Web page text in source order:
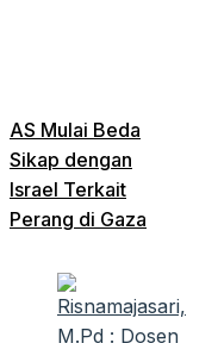
AS Mulai Beda
Sikap dengan
Israel Terkait
Perang di Gaza